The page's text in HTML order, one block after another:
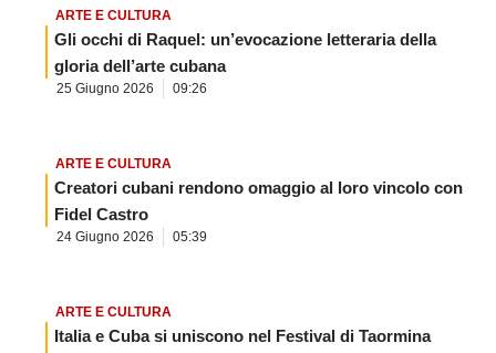
ARTE E CULTURA
Gli occhi di Raquel: un’evocazione letteraria della
gloria dell’arte cubana
25 Giugno 2026 09:26
ARTE E CULTURA
Creatori cubani rendono omaggio al loro vincolo con
Fidel Castro
24 Giugno 2026 05:39
ARTE E CULTURA
Italia e Cuba si uniscono nel Festival di Taormina